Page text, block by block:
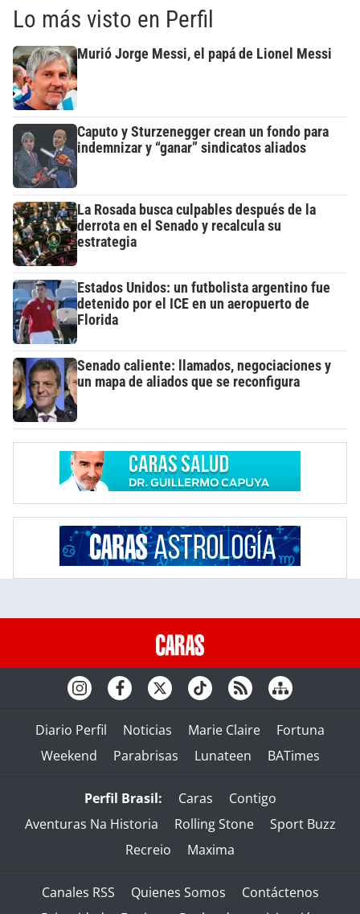
Lo más visto en Perfil
Murió Jorge Messi, el papá de Lionel Messi
Caputo y Sturzenegger crean un fondo para
indemnizar y “ganar” sindicatos aliados
La Rosada busca culpables después de la
derrota en el Senado y recalcula su
estrategia
Estados Unidos: un futbolista argentino fue
detenido por el ICE en un aeropuerto de
Florida
Senado caliente: llamados, negociaciones y
un mapa de aliados que se reconfigura
Diario Perfil Noticias Marie Claire
Fortuna
Weekend
Parabrisas Lunateen BATimes
Perfil Brasil: Caras
Contigo
Aventuras Na Historia
Rolling Stone
Sport Buzz
Recreio
Maxima
Canales RSS Quienes Somos
Contáctenos